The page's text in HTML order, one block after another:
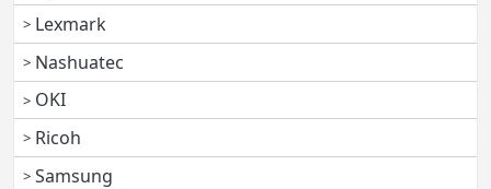
Lexmark
Nashuatec
OKI
Ricoh
Samsung